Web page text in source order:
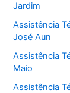
Jardim
Assistência
José Aun
Assistência
Maio
Assistência